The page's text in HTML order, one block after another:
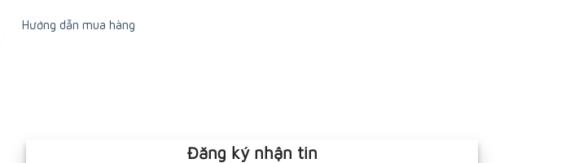
Hướng dẫn mua hàng
Đăng ký nhận tin